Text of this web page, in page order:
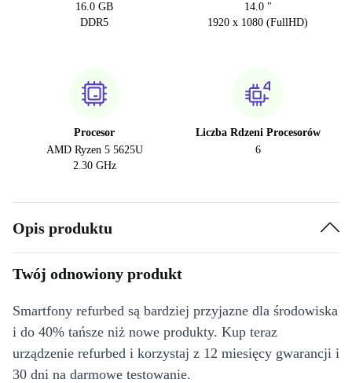
16.0 GB
DDR5
14.0 "
1920 x 1080 (FullHD)
Procesor
AMD Ryzen 5 5625U
2.30 GHz
Liczba Rdzeni Procesorów
6
Opis produktu
Twój odnowiony produkt
Smartfony refurbed są bardziej przyjazne dla środowiska
i do 40% tańsze niż nowe produkty. Kup teraz
urządzenie refurbed i korzystaj z 12 miesięcy gwarancji i
30 dni na darmowe testowanie.